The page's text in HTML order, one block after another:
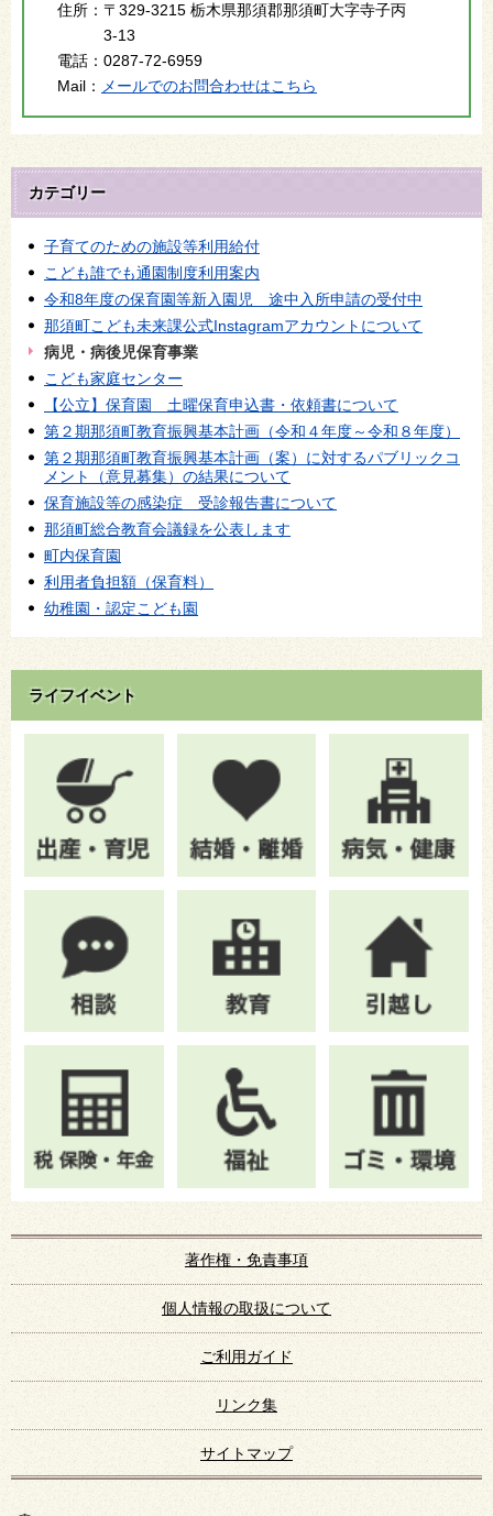
住所： 〒329-3215 栃木県那須郡那須町大字寺子丙
3-13
電話： 0287-72-6959
Mail：
メールでのお問合わせはこちら
カテゴリー
子育てのための施設等利用給付
こども誰でも通園制度利用案内
令和8年度の保育園等新入園児 途中入所申請の受付中
那須町こども未来課公式Instagramアカウントについて
病児・病後児保育事業
こども家庭センター
【公立】保育園 土曜保育申込書・依頼書について
第２期那須町教育振興基本計画（令和４年度～令和８年度）
第２期那須町教育振興基本計画（案）に対するパブリックコ
メント（意見募集）の結果について
保育施設等の感染症 受診報告書について
那須町総合教育会議録を公表します
町内保育園
利用者負担額（保育料）
幼稚園・認定こども園
ライフイベント
著作権・免責事項
個人情報の取扱について
ご利用ガイド
リンク集
サイトマップ